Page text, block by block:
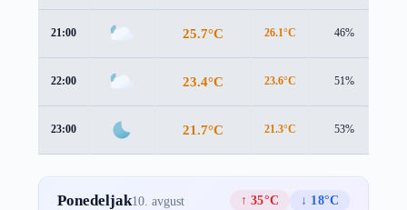
21:00 25.7°C 26.1°C 46%
22:00 23.4°C 23.6°C 51%
23:00 21.7°C 21.3°C 53%
Ponedeljak10. avgust ↑ 35°C
↓ 18°C